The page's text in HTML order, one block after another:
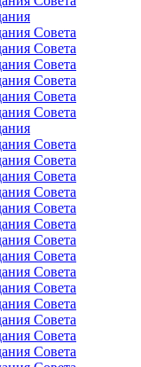
Совета
Совета
Совета
Совета
Совета
Совета
Совета
Совета
Совета
Совета
Совета
Совета
Совета
Совета
Совета
Совета
Совета
Совета
Совета
Совета